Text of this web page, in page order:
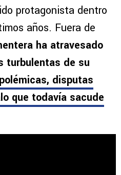
protagonista dentro
años. Fuera de
ha atravesado
turbulentas de su
disputas
que todavía sacude